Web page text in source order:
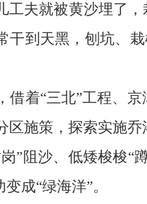
工夫就被黄沙埋了
干到天黑，刨坑、
借着“三北”工程、
区施策，探索实施
”阻沙、低矮梭梭“
成“绿海洋”。